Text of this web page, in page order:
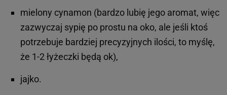
mielony cynamon (bardzo lubię jego aromat, więc
zazwyczaj sypię po prostu na oko, ale jeśli ktoś
potrzebuje bardziej precyzyjnych ilości, to myślę,
że 1-2 łyżeczki będą ok),
jajko.